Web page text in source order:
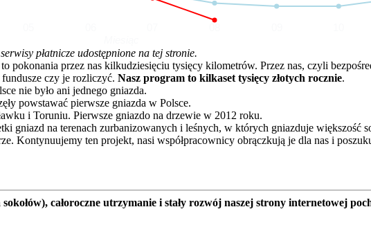
płatnicze udostępnione na tej stronie.
pokonania przez nas kilkudziesięciu tysięcy kilometrów. Przez nas, czyli
czy je rozliczyć. Nasz program to kilkaset tysięcy złotych rocznie.
nie było ani jednego gniazda.
powstawać pierwsze gniazda w Polsce.
i Toruniu. Pierwsze gniazdo na drzewie w 2012 roku.
gniazd na terenach zurbanizowanych i leśnych, w których gniazduje większość
Kontynuujemy ten projekt, nasi współpracownicy obrączkują je dla nas i
całoroczne utrzymanie i stały rozwój naszej strony internetowej